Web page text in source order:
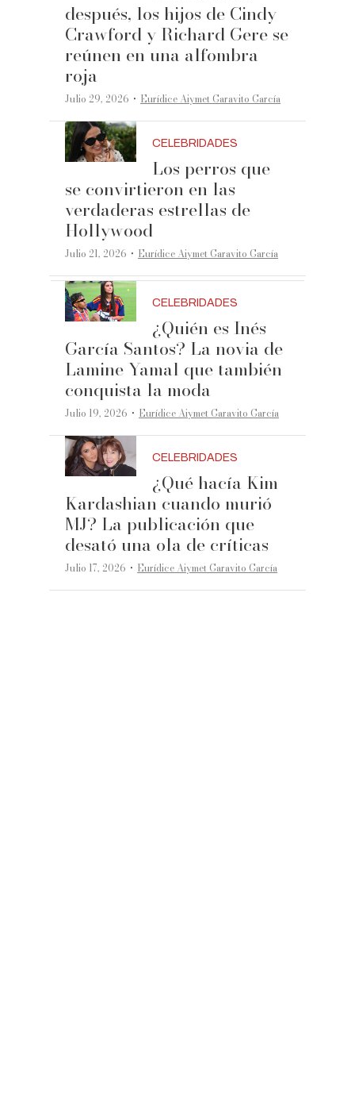
después, los hijos de Cindy
Crawford y Richard Gere se
reúnen en una alfombra
roja
Julio 29, 2026 ·Eurídice Aiymet Garavito García
CELEBRIDADES
Los perros que
se convirtieron en las
verdaderas estrellas de
Hollywood
Julio 21, 2026 ·Eurídice Aiymet Garavito García
CELEBRIDADES
¿Quién es Inés
García Santos? La novia de
Lamine Yamal que también
conquista la moda
Julio 19, 2026 ·Eurídice Aiymet Garavito García
CELEBRIDADES
¿Qué hacía Kim
Kardashian cuando murió
MJ? La publicación que
desató una ola de críticas
Julio 17, 2026 ·Eurídice Aiymet Garavito García